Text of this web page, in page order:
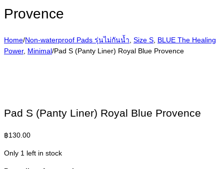
Provence
Home/Non-waterproof Pads รุ่นไม่กันน้ำ Size S BLUE The Healing
Power, Minimal/Pad S (Panty Liner) Royal Blue Provence
Pad S (Panty Liner) Royal Blue Provence
฿130.00
Only 1 left in stock